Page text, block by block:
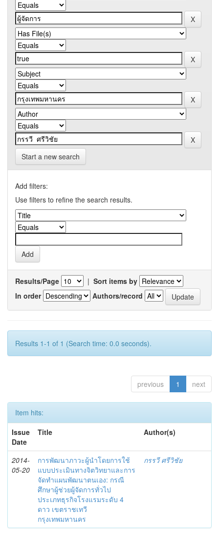
Start a new search
Add filters:
Use filters to refine the search results.
Results/Page | Sort items by
In order
Authors/record
Results 1-1 of 1 (Search time: 0.0 seconds).
previous 1 next
Item hits:
Issue
Date
Title Author(s)
2014-
05-20
การพัฒนาภาวะผู้นำโดยการใช้
แบบประเมินทางจิตวิทยาและการ
จัดทำแผนพัฒนาตนเอง: กรณี
ศึกษาผู้ช่วยผู้จัดการทั่วไป
ประเภทธุรกิจโรงแรมระดับ 4
ดาว เขตราชเทวี
กรุงเทพมหานคร
กรรวี ศรีวิชัย